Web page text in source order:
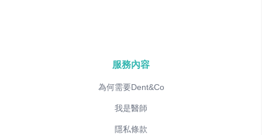
服務內容
為何需要Dent&Co
我是醫師
隱私條款